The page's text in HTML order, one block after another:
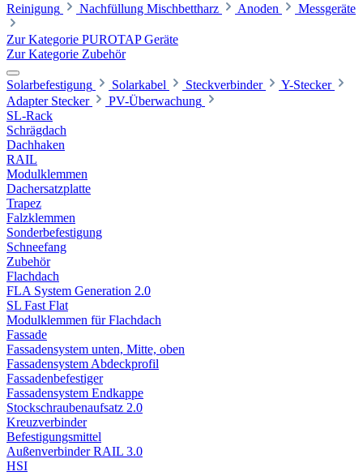
Reinigung
Nachfüllung Mischbettharz Anoden Messgeräte
Zur Kategorie PUROTAP Geräte
Zur Kategorie Zubehör
Solarbefestigung Solarkabel Steckverbinder
Y-Stecker
Adapter Stecker
PV-Überwachung
SL-Rack
Schrägdach
Dachhaken
RAIL
Modulklemmen
Dachersatzplatte
Trapez
Falzklemmen
Sonderbefestigung
Schneefang
Zubehör
Flachdach
FLA System Generation 2.0
SL Fast Flat
Modulklemmen für Flachdach
Fassade
Fassadensystem unten, Mitte, oben
Fassadensystem Abdeckprofil
Fassadenbefestiger
Fassadensystem Endkappe
Stockschrauben­aufsatz 2.0
Kreuzverbinder
Befestigungsmittel
Außenverbinder RAIL 3.0
HSI